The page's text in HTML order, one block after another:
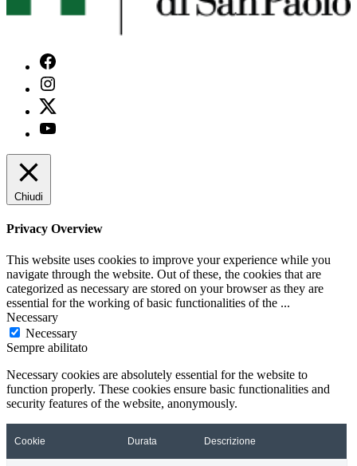
Chiudi
Privacy Overview
This website uses cookies to improve your experience while you
navigate through the website. Out of these, the cookies that are
categorized as necessary are stored on your browser as they are
essential for the working of basic functionalities of the ...
Necessary
Necessary
Sempre abilitato
Necessary cookies are absolutely essential for the website to
function properly. These cookies ensure basic functionalities and
security features of the website, anonymously.
Cookie Durata Descrizione